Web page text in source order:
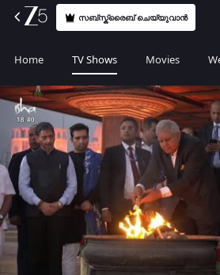
സബ്സ്ക്രൈബ് ചെയ്യുവാൻ
Home TV Shows Movies